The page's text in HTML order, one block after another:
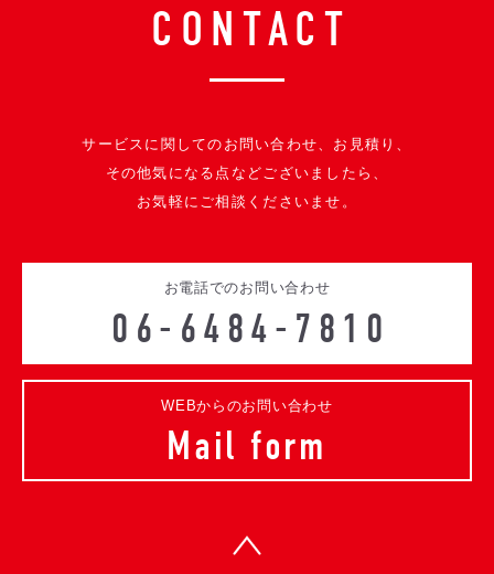
CONTACT
サービスに関してのお問い合わせ、お見積り、
その他気になる点などございましたら、
お気軽にご相談くださいませ。
お電話でのお問い合わせ
06-6484-7810
WEBからのお問い合わせ
Mail form